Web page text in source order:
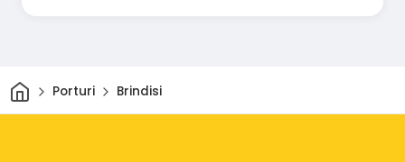
AcasăPorturi Brindisi